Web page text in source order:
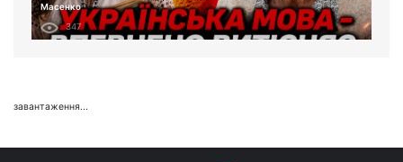
Масенко
347
завантаження...